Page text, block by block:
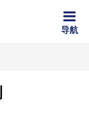
导航